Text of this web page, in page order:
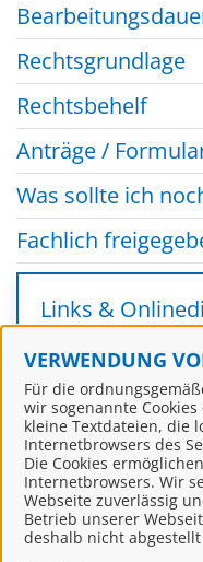
VERWENDUNG
Für die
wir sogenannte
kleine Textdateien, die
Internetbrowsers des
Die Cookies
Internetbrowsers. Wir
Webseite zuverlässig
Betrieb unserer
deshalb nicht
Rechtsgrundlage
Rechtsbehelf
Anträge /
Was sollte ich
Fachlich
Links &
Wohngeld,
Für mit
sich in unserem
keinen Login
und einfachhier